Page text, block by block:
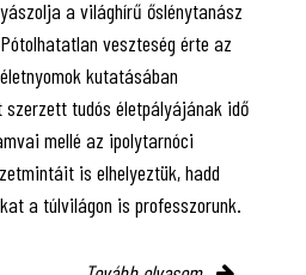
a világhírű őslénytanász
veszteség érte az
kutatásában
szerzett tudós életpályájának idő
mellé az ipolytarnóci
is elhelyeztük, hadd
a túlvilágon is professzorunk.